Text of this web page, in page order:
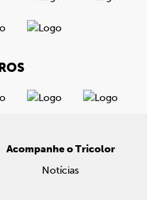
Acompanhe o Tricolor
Notícias